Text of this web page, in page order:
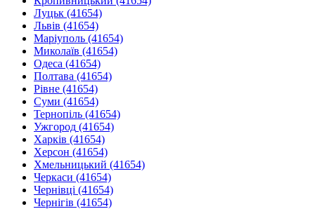
Луцьк (41654)
Львів (41654)
Маріуполь (41654)
Миколаїв (41654)
Одеса (41654)
Полтава (41654)
Рівне (41654)
Суми (41654)
Тернопіль (41654)
Ужгород (41654)
Харків (41654)
Херсон (41654)
Хмельницький (41654)
Черкаси (41654)
Чернівці (41654)
Чернігів (41654)